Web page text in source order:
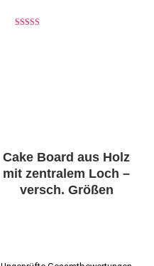
Cake Board aus Holz
mit zentralem Loch –
versch. Größen